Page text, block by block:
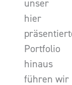
unser
hier
Portfolio
hinaus
führen wir